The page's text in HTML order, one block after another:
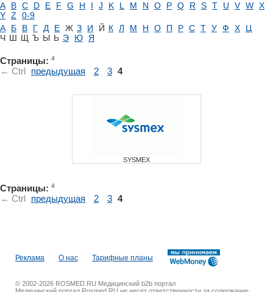
A B C D E F G H I J K L M N O P Q R S T U V W X
Y Z
0-9
А
Б В Г Д Е Ж З И Й К Л М Н О П Р С Т У Ф Х
Ц
Ч Ш Щ Ъ Ы Ь Э Ю Я
Страницы: 4
← Ctrl предыдущая 2 3 4
SYSMEX
Страницы: 4
← Ctrl предыдущая 2 3 4
Реклама О нас Тарифные планы
© 2002-2026 ROSMED.RU Медицинский b2b портал